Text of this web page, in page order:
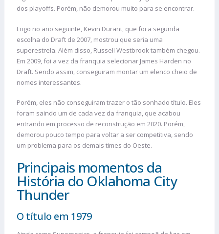
dos playoffs. Porém, não demorou muito para se encontrar.
Logo no ano seguinte, Kevin Durant, que foi a segunda
escolha do Draft de 2007, mostrou que seria uma
superestrela. Além disso, Russell Westbrook também chegou.
Em 2009, foi a vez da franquia selecionar James Harden no
Draft. Sendo assim, conseguiram montar um elenco cheio de
nomes interessantes.
Porém, eles não conseguiram trazer o tão sonhado título. Eles
foram saindo um de cada vez da franquia, que acabou
entrando em processo de reconstrução em 2020. Porém,
demorou pouco tempo para voltar a ser competitiva, sendo
um problema para os demais times do Oeste.
Principais momentos da
História do Oklahoma City
Thunder
O título em 1979